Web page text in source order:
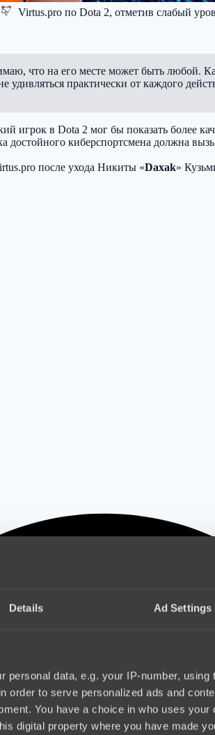
Details Ad Settings
personal data, e.g. your IP-number,
order to serve personalized ads and
You have a choice in who uses your
digital property where you have made
Virtus.pro по Dota 2, отметив слабый
что на его месте может быть любой.
практически от каждого
игрок в Dota 2 мог бы показать более
достойного киберспортсмена должна
после ухода Никиты «Daxak»